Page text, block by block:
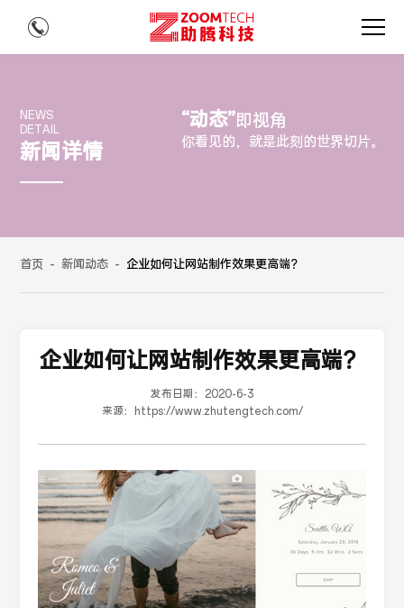
NEWS
DETAIL
新闻详情
“动态”即视角
你看见的，就是此刻的世界切片。
首页 - 新闻动态 - 企业如何让网站制作效果更高端？
企业如何让网站制作效果更高端？
发布日期： 2020-6-3
来源：
https://www.zhutengtech.com/